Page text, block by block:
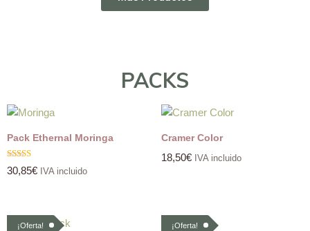
PACKS
Pack Ethernal Moringa
Valorado
con
30,85€ IVA incluido
Cramer Color
18,50€ IVA incluido
¡Oferta!
¡Oferta! ¡Oferta!
¡Oferta!